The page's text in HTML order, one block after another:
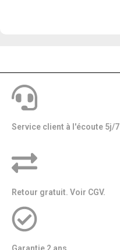
Service client à l'écoute 5j/7
Retour gratuit. Voir CGV.